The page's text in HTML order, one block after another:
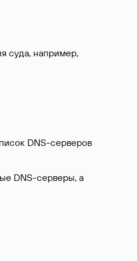
суда, например,
DNS-серверов
DNS-серверы, а